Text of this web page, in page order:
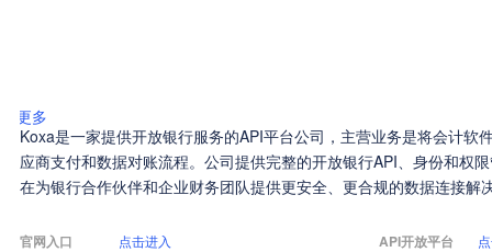
更多
Koxa是一家提供开放银行服务的API平台公司，主营业务是将会计软
应商支付和数据对账流程。公司提供完整的开放银行API、身份和权
在为银行合作伙伴和企业财务团队提供更安全、更合规的数据连接解
官网入口 点击进入 API开放平台